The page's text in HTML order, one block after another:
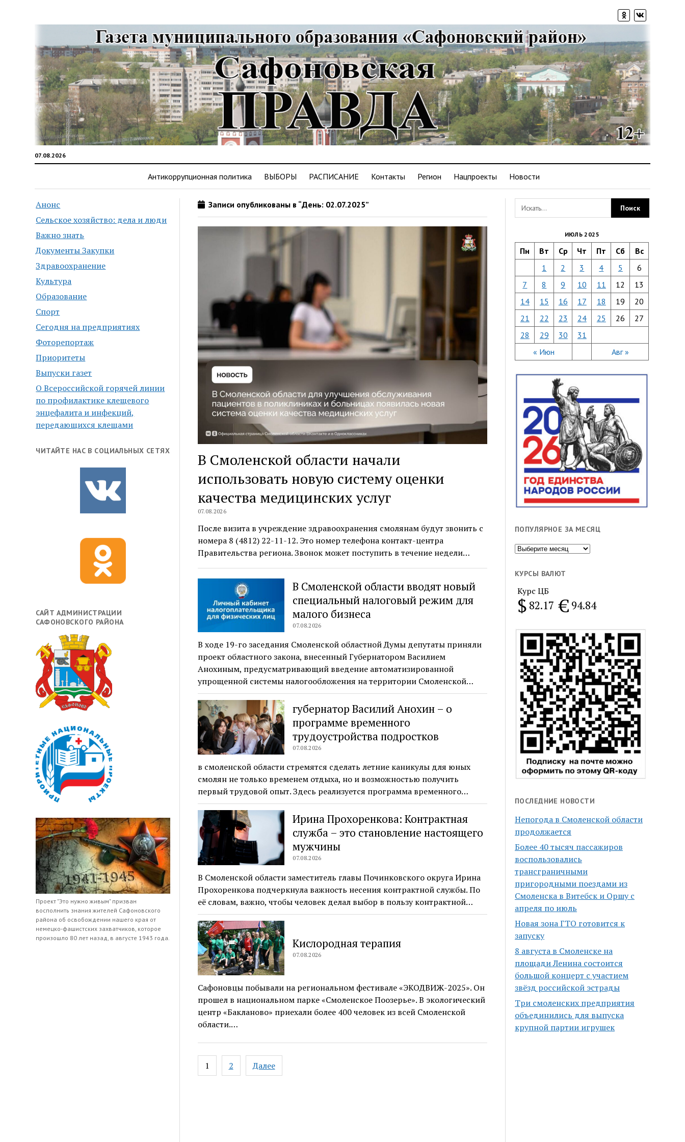
07.08.2026
Антикоррупционная политика ВЫБОРЫ РАСПИСАНИЕ Контакты Регион Нацпроекты Новости
Анонс
Сельское хозяйство: дела и люди
Важно знать
Документы Закупки
Здравоохранение
Культура
Образование
Спорт
Сегодня на предприятиях
Фоторепортаж
Приоритеты
Выпуски газет
О Всероссийской горячей линии
по профилактике клещевого
энцефалита и инфекций,
передающихся клещами
ЧИТАЙТЕ НАС В СОЦИАЛЬНЫХ СЕТЯХ
САЙТ АДМИНИСТРАЦИИ
САФОНОВСКОГО РАЙОНА
Проект "Это нужно живым" призван
восполнить знания жителей Сафоновского
района об освобождении нашего края от
немецко-фашистских захватчиков, которое
произошло 80 лет назад, в августе 1943 года.
Записи опубликованы в “День: 02.07.2025”
В Смоленской области начали
использовать новую систему оценки
качества медицинских услуг
07.08.2026
После визита в учреждение здравоохранения смолянам будут звонить с
номера 8 (4812) 22-11-12. Это номер телефона контакт-центра
Правительства региона. Звонок может поступить в течение недели…
В Смоленской области вводят новый
специальный налоговый режим для
малого бизнеса
07.08.2026
В ходе 19-го заседания Смоленской областной Думы депутаты приняли
проект областного закона, внесенный Губернатором Василием
Анохиным, предусматривающий введение автоматизированной
упрощенной системы налогообложения на территории Смоленской…
губернатор Василий Анохин – о
программе временного
трудоустройства подростков
07.08.2026
в смоленской области стремятся сделать летние каникулы для юных
смолян не только временем отдыха, но и возможностью получить
первый трудовой опыт. Здесь реализуется программа временного…
Ирина Прохоренкова: Контрактная
служба – это становление настоящего
мужчины
07.08.2026
В Смоленской области заместитель главы Починковского округа Ирина
Прохоренкова подчеркнула важность несения контрактной службы. По
её словам, важно, чтобы человек делал выбор в пользу контрактной…
Кислородная терапия
07.08.2026
Сафоновцы побывали на региональном фестивале «ЭКОДВИЖ-2025». Он
прошел в национальном парке «Смоленское Поозерье». В экологический
центр «Бакланово» приехали более 400 человек из всей Смоленской
области.…
Навигация
по
1 2 Далее
ИЮЛЬ 2025
Пн Вт Ср Чт Пт Сб Вс
« Июн Авг »
1 2 3 4 5
6
7
8 9 10 11 12
13
14
15 16 17 18 19
20
21
22 23 24 25 26
27
28
29 30 31
ПОПУЛЯРНОЕ ЗА МЕСЯЦ
Популярное
месяц
КУРСЫ ВАЛЮТ
Курс ЦБ
$ 82.17 € 94.84
ПОСЛЕДНИЕ НОВОСТИ
Непогода в Смоленской области
продолжается
Более 40 тысяч пассажиров
воспользовались
трансграничными
пригородными поездами из
Смоленска в Витебск и Оршу с
апреля по июль
Новая зона ГТО готовится к
запуску
8 августа в Смоленске на
площади Ленина состоится
большой концерт с участием
звёзд российской эстрады
Три смоленских предприятия
объединились для выпуска
крупной партии игрушек